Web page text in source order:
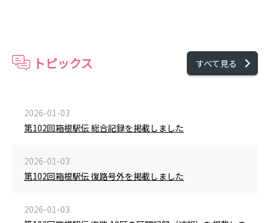
トピックス すべて見る
2026-01-03
第102回箱根駅伝 総合記録を掲載しました
2026-01-03
第102回箱根駅伝 復路号外を掲載しました
2026-01-03